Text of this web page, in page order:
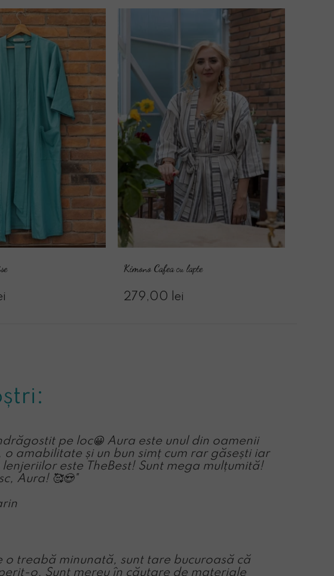
pe loc😀 Aura este unul din oamenii
o amabilitate și un bun simț cum rar găsești iar
este TheBest! Sunt mega mulțumită!
Aura! 🥰😍"
o treabă minunată, sunt tare bucuroasă că
o. Sunt mereu în căutare de materiale
Kimono Cafea cu lapte
279,00 lei